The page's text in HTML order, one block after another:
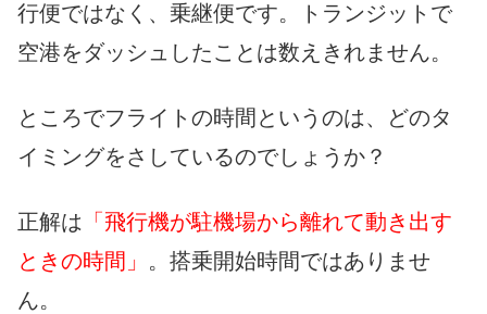
行便ではなく、乗継便です。トランジットで
空港をダッシュしたことは数えきれません。
ところでフライトの時間というのは、どのタ
イミングをさしているのでしょうか？
正解は 「飛行機が駐機場から離れて動き出す
ときの時間」 。搭乗開始時間ではありませ
ん。